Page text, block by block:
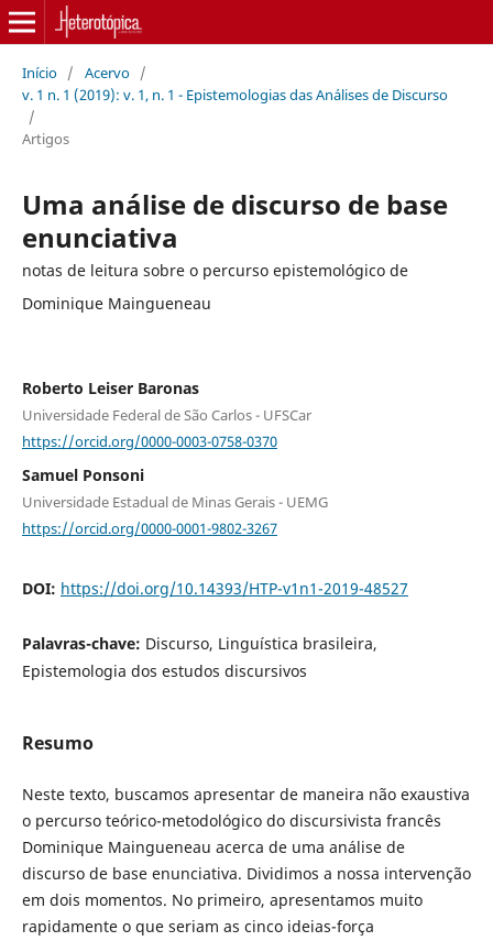
Início / Acervo /
v. 1 n. 1 (2019): v. 1, n. 1 - Epistemologias das Análises de Discurso
/
Artigos
Uma análise de discurso de base
enunciativa
notas de leitura sobre o percurso epistemológico de
Dominique Maingueneau
Roberto Leiser Baronas
Universidade Federal de São Carlos - UFSCar
https://orcid.org/0000-0003-0758-0370
Samuel Ponsoni
Universidade Estadual de Minas Gerais - UEMG
https://orcid.org/0000-0001-9802-3267
DOI: https://doi.org/10.14393/HTP-v1n1-2019-48527
Palavras-chave: Discurso, Linguística brasileira,
Epistemologia dos estudos discursivos
Resumo
Neste texto, buscamos apresentar de maneira não exaustiva
o percurso teórico-metodológico do discursivista francês
Dominique Maingueneau acerca de uma análise de
discurso de base enunciativa. Dividimos a nossa intervenção
em dois momentos. No primeiro, apresentamos muito
rapidamente o que seriam as cinco ideias-força